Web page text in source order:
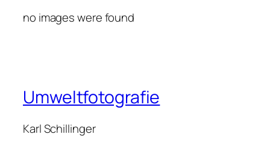
no images were found
Umweltfotografie
Karl Schillinger